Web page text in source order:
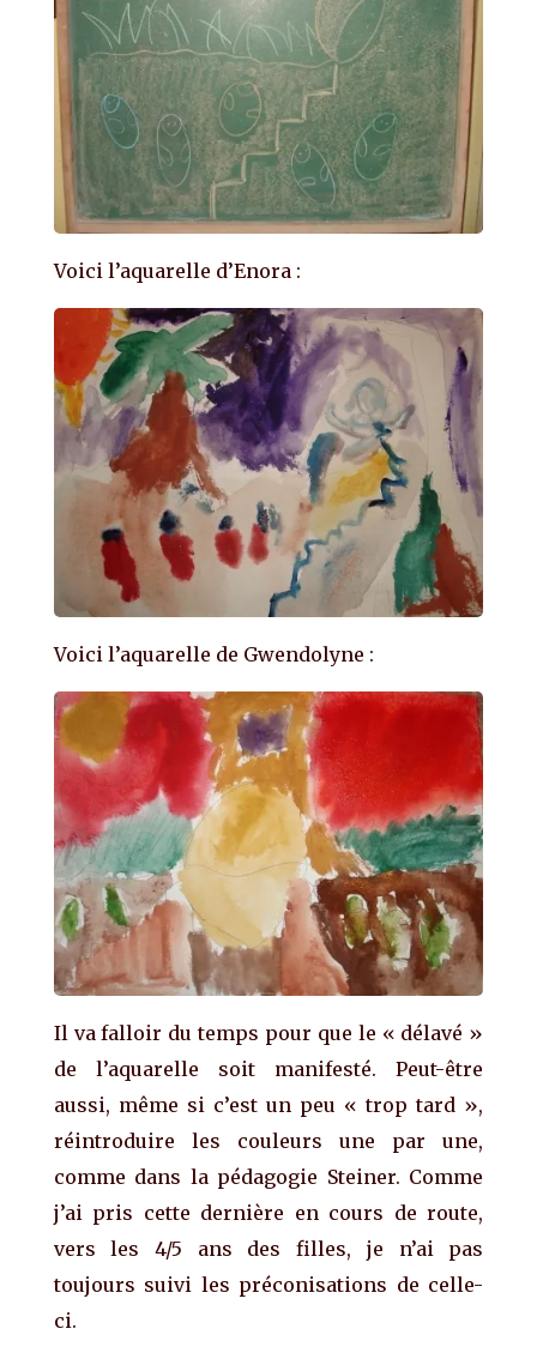
Voici l’aquarelle d’Enora :
Voici l’aquarelle de Gwendolyne :
Il va falloir du temps pour que le « délavé »
de l’aquarelle soit manifesté. Peut-être
aussi, même si c’est un peu « trop tard »,
réintroduire les couleurs une par une,
comme dans la pédagogie Steiner. Comme
j’ai pris cette dernière en cours de route,
vers les 4/5 ans des filles, je n’ai pas
toujours suivi les préconisations de celle-
ci.